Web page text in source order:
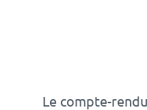
Le compte-